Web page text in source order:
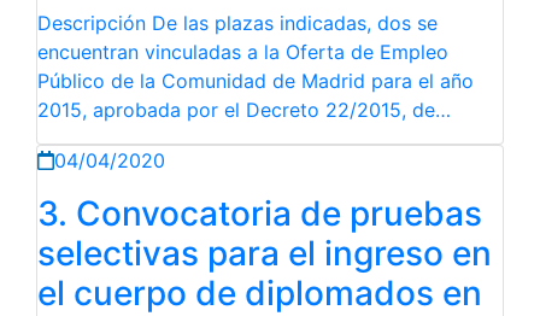
Descripción De las plazas indicadas, dos se
encuentran vinculadas a la Oferta de Empleo
Público de la Comunidad de Madrid para el año
2015, aprobada por el Decreto 22/2015, de…
04/04/2020
3. Convocatoria de pruebas
selectivas para el ingreso en
el cuerpo de diplomados en